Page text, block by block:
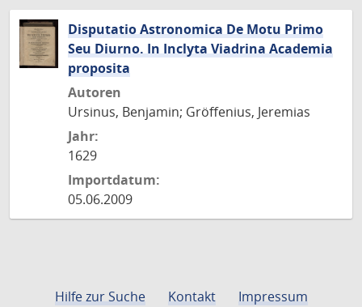
Disputatio Astronomica De Motu Primo
Seu Diurno. In Inclyta Viadrina Academia
proposita
Autoren
Ursinus, Benjamin; Gröffenius, Jeremias
Jahr:
1629
Importdatum:
05.06.2009
Hilfe zur Suche Kontakt
Impressum